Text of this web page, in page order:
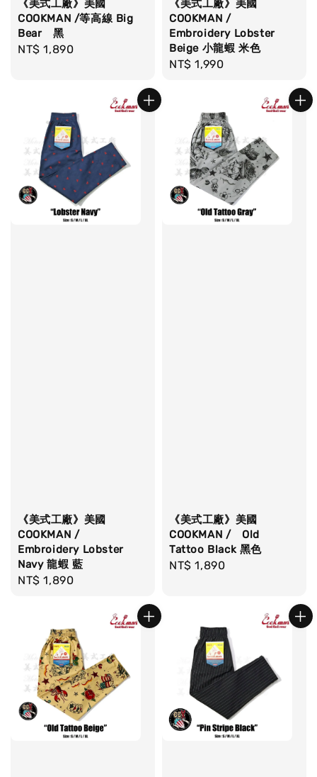
《美式工廠》美國
COOKMAN /等高線 Big
Bear 黑
Regular
NT$ 1,890
《美式工廠》美國
COOKMAN /
Embroidery Lobster
Beige 小龍蝦 米色
Regular
NT$ 1,990
《美式工廠》美國
COOKMAN /
Embroidery Lobster
Navy 龍蝦 藍
Regular
NT$ 1,890
《美式工廠》美國
COOKMAN / Old
Tattoo Black 黑色
Regular
NT$ 1,890